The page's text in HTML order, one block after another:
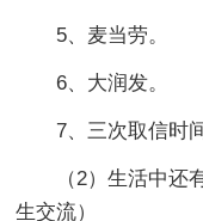
5、麦当劳。
6、大润发。
7、三次取信时
（2）生活中
生交流）